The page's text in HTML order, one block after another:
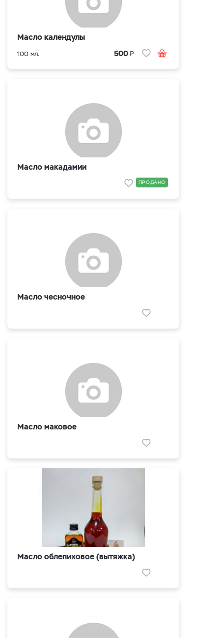
Масло календулы
100 мл. 500₽
Масло макадамии
ПРОДАНО
Масло чесночное
Масло маковое
Масло облепиховое (вытяжка)